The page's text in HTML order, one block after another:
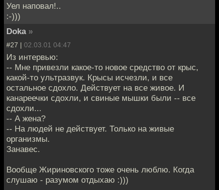
Уел наповал!..
:-)))
Doka »
#27 | 02.03.01 04:47
Из интервью:
-- Мне привезли какое-то новое средство от крыс,
какой-то ультразвук. Крысы исчезли, и все
остальное сдохло. Действует на все живое. И
канареечки сдохли, и свиные мышки были -- все
сдохли...
-- А жена?
-- На людей не действует. Только на живые
организмы.
Занавес.
Вообще Жириновского тоже очень люблю. Когда
слушаю - разумом отдыхаю :)))